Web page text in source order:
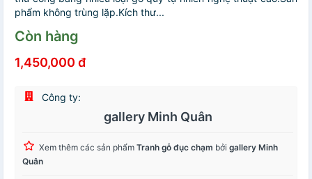
phẩm không trùng lặp.Kích thư...
Còn hàng
1,450,000 đ
Công ty:
gallery Minh Quân
Xem thêm các sản phẩm Tranh gỗ đục chạm bởi gallery Minh
Quân